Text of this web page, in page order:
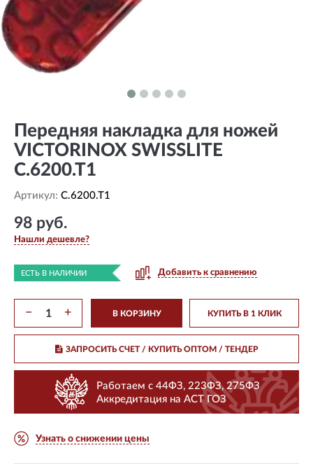
Передняя накладка для ножей
VICTORINOX SWISSLITE
C.6200.T1
Артикул: C.6200.T1
98 руб.
Нашли дешевле?
ЕСТЬ В НАЛИЧИИ Добавить к сравнению
− + В КОРЗИНУ КУПИТЬ В 1 КЛИК
ЗАПРОСИТЬ СЧЕТ / КУПИТЬ ОПТОМ/ ТЕНДЕР
Работаем с 44ФЗ, 223ФЗ, 275ФЗ
Аккредитация на АСТ ГОЗ
Узнать о снижении цены